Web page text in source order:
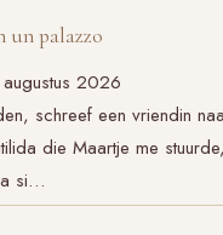
un palazzo
2026
schreef een vriendin
die Maartje me
si…